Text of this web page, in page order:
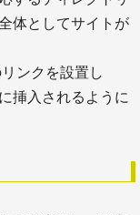
向いている？
体としてサイトが
ンクを設置し
挿入されるように